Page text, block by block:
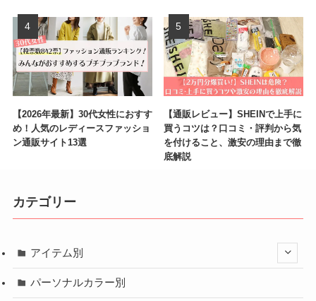
【2026年最新】30代女性におすす
め！人気のレディースファッショ
ン通販サイト13選
【通販レビュー】SHEINで上手に
買うコツは？口コミ・評判から気
を付けること、激安の理由まで徹
底解説
カテゴリー
アイテム別
パーソナルカラー別